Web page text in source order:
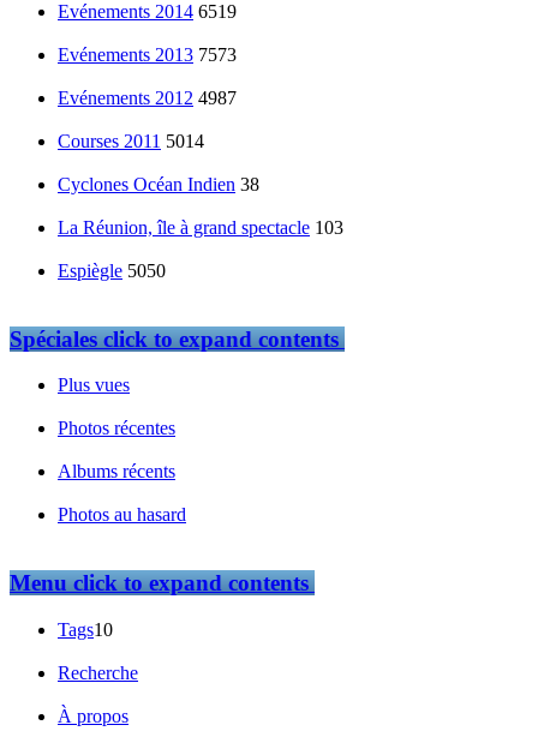
Evénements 2014 6519
Evénements 2013 7573
Evénements 2012 4987
Courses 2011 5014
Cyclones Océan Indien 38
La Réunion, île à grand spectacle 103
Espiègle 5050
Spécialesclick to expand contents
Plus vues
Photos récentes
Albums récents
Photos au hasard
Menuclick to expand contents
Tags10
Recherche
À propos